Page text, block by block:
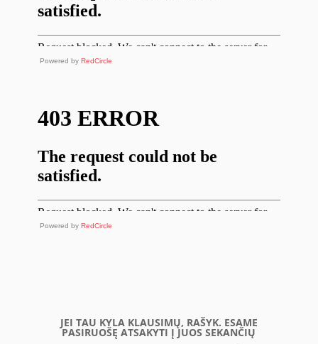
Powered by RedCircle
Powered by RedCircle
JEI TAU KYLA KLAUSIMŲ, RAŠYK. ESAME
PASIRUOŠĘ ATSAKYTI Į JUOS SEKANČIŲ